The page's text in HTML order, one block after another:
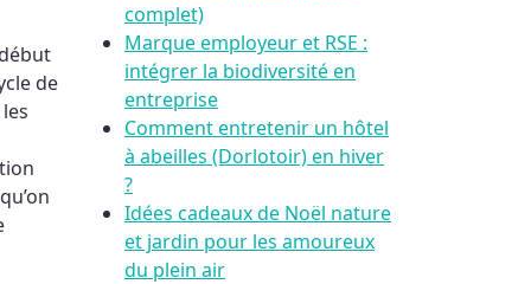
de
complet)
Marque employeur et RSE :
intégrer la biodiversité en
entreprise
Comment entretenir un hôtel
à abeilles (Dorlotoir) en hiver
?
Idées cadeaux de Noël nature
et jardin pour les amoureux
du plein air